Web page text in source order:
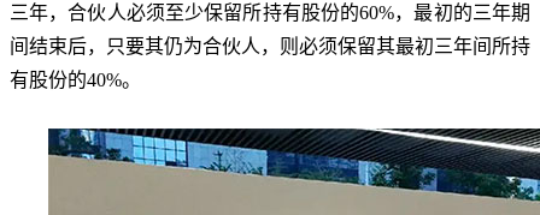
三年，合伙人必须至少保留所持有股份的60%，最初的三年期
间结束后，只要其仍为合伙人，则必须保留其最初三年间所持
有股份的40%。